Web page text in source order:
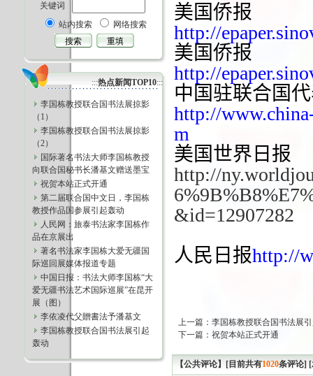
关键词
站内搜索
网络搜索
:::热点新闻TOP10:::
李国栋教授联合国书法展掠影
（1）
李国栋教授联合国书法展掠影
（2）
国际著名书法大师李国栋教授
向联合国秘书长潘基文赠送墨宝
祝贺本站正式开通
第二届联合国中文日，李国栋
教授作品国参展引起轰动
人民网：旅泰书法家李国栋作
品在京展出
著名书法家李国栋大爱无疆国
际巡回展媒体报道专题
中国日报：书法大师李国栋“大
爱无疆书法艺术国际巡展”在昆开
展（图）
李依凌代父贈書法予潘基文
李国栋教授联合国书法展引起
轰动
美国侨报
http://
美国侨报
http://
中国驻联合国
http://
m
美国世界日报
http://
&id=12907282
人民日报http://
上一篇： 李国栋教授联合国书法展
下一篇： 祝贺本站正式开通
【公共评论】[目前共有1020条评论]